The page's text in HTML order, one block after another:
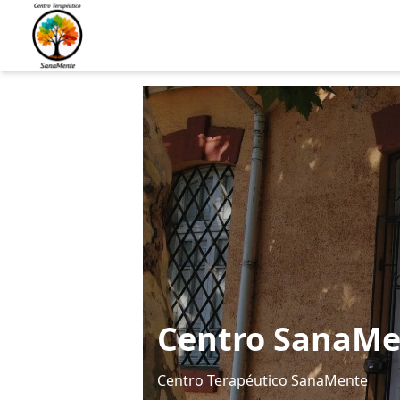
Centro
Centro Terapéutico SanaMente